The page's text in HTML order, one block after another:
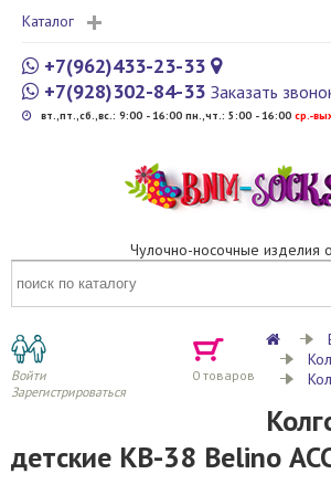
Каталог
+7(962)433-23-33
+7(928)302-84-33 Заказать
вт.,пт.,сб.,вс.: 9:00 - 16:00 пн.,чт.: 5:00 - 16:00 cр.-
Чулочно-носочные изделия
Войти
Зарегистрироваться
0 товаров
детские KB-38 Belino